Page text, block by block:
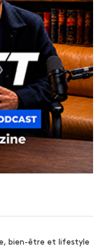
bien-être et lifestyle